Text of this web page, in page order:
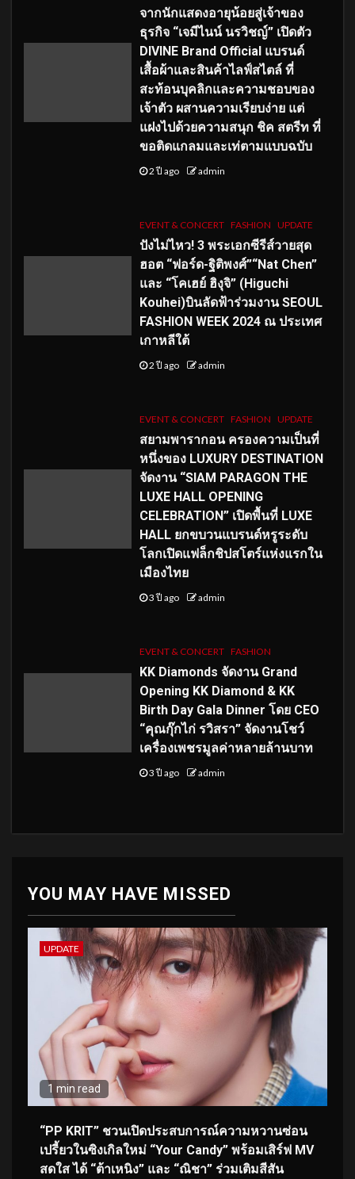
จากนักแสดงอายุน้อยสู่เจ้าของ
ธุรกิจ “เจมีไนน์ นรวิชญ์” เปิดตัว
DIVINE Brand Official แบรนด์
เสื้อผ้าและสินค้าไลฟ์สไตล์ ที่
สะท้อนบุคลิกและความชอบของ
เจ้าตัว ผสานความเรียบง่าย แต่
แฝงไปด้วยความสนุก ชิค สตรีท ที่
ขอติดแกลมและเท่ตามแบบฉบับ
2 ปี ago admin
EVENT & CONCERT FASHION UPDATE
ปังไม่ไหว! 3 พระเอกซีรีส์วายสุด
ฮอต “ฟอร์ด-ฐิติพงศ์”“Nat Chen”
และ “โคเฮย์ ฮิงุจิ” (Higuchi
Kouhei)บินลัดฟ้าร่วมงาน SEOUL
FASHION WEEK 2024 ณ ประเทศ
เกาหลีใต้
2 ปี ago admin
EVENT & CONCERT FASHION UPDATE
สยามพารากอน ครองความเป็นที่
หนึ่งของ LUXURY DESTINATION
จัดงาน “SIAM PARAGON THE
LUXE HALL OPENING
CELEBRATION” เปิดพื้นที่ LUXE
HALL ยกขบวนแบรนด์หรูระดับ
โลกเปิดแฟล็กชิปสโตร์แห่งแรกใน
เมืองไทย
3 ปี ago admin
EVENT & CONCERT FASHION
KK Diamonds จัดงาน Grand
Opening KK Diamond & KK
Birth Day Gala Dinner โดย CEO
“คุณกุ๊กไก่ รวิสรา” จัดงานโชว์
เครื่องเพชรมูลค่าหลายล้านบาท
3 ปี ago admin
YOU MAY HAVE MISSED
UPDATE
1 min read
“PP KRIT” ชวนเปิดประสบการณ์ความหวานซ่อน
เปรี้ยวในซิงเกิลใหม่ “Your Candy” พร้อมเสิร์ฟ MV
สดใส ได้ “ต้าเหนิง” และ “ณิชา” ร่วมเติมสีสัน